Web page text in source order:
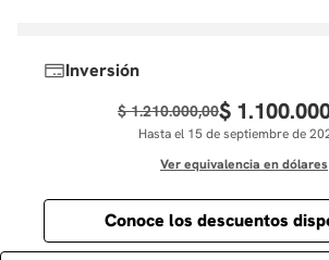
Inversión
$ 1.210.000,00$ 1.100.
Hasta el 15 de septiembre de
Ver equivalencia en dólares
Conoce los descuentos